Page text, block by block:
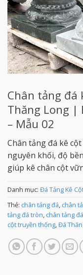
Chân tảng
Thăng Long |
– Mẫu 02
Chân tảng đá kê
nguyên khối, độ
giúp kê chân cột
Danh mục: Đá Tảng Kê
Thẻ: chân tảng đá, chân
tảng đá tròn, chân tảng
cột truyền thống,Đá